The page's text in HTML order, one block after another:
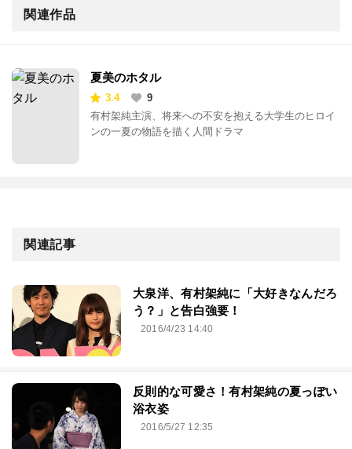
関連作品
夏美のホタル
3.4
9
有村架純主演、将来への不安を抱える大学生のヒロイ
ンの一夏の物語を描く人間ドラマ
関連記事
大泉洋、有村架純に「大好きなんだろ
う？」と告白強要！
2016/4/23 14:40
反則的な可愛さ！有村架純の夏っぽい
浴衣姿
2016/5/27 12:35